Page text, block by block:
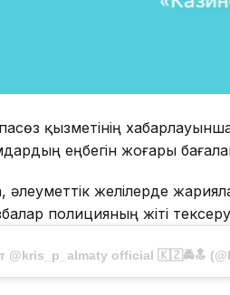
қызметінің
еңбегін жоғары
әлеуметтік желілерде
полицияның жіті
@kris_p_almaty official 🇰🇿🚔🔝